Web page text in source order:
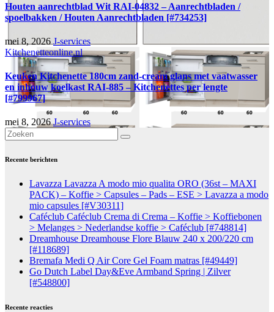
Houten aanrechtblad Wit RAI-04832 – Aanrechtbladen /
spoelbakken / Houten Aanrechtbladen [#734253]
mei 8, 2026J-services
Kitchenetteonline.nl
Keuken Kitchenette 180cm zand-cream glans met vaatwasser
en inbouw koelkast RAI-885 – Kitchenettes per lengte
[#799967]
mei 8, 2026J-services
Recente berichten
Lavazza Lavazza A modo mio qualita ORO (36st – MAXI
PACK) – Koffie > Capsules – Pads – ESE > Lavazza a modo
mio capsules [#V30311]
Caféclub Caféclub Crema di Crema – Koffie > Koffiebonen
> Melanges > Nederlandse koffie > Caféclub [#748814]
Dreamhouse Dreamhouse Flore Blauw 240 x 200/220 cm
[#118689]
Bremafa Medi Q Air Core Gel Foam matras [#49449]
Go Dutch Label Day&Eve Armband Spring | Zilver
[#548800]
Recente reacties